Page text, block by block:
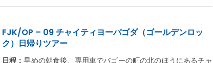
FJK/OP – 09 チャイティヨーパゴダ（ゴールデンロッ
ク）日帰りツアー
日程：早めの朝食後、専用車でバゴーの町の北のほうにあるチャ